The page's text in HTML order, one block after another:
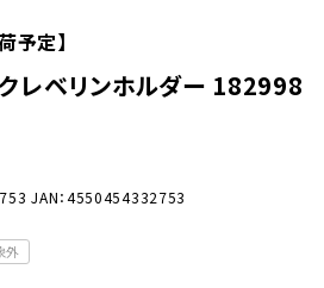
予定】
レベリンホルダー 182998
JAN：4550454332753
外